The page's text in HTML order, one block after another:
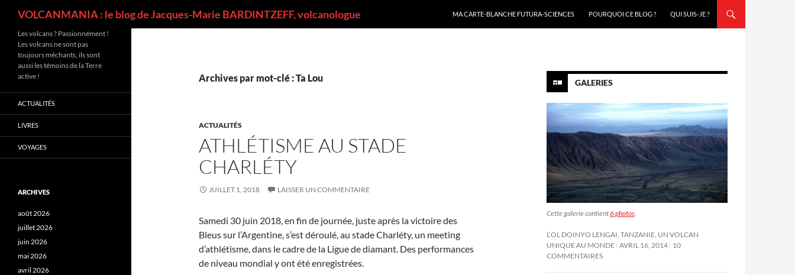
VOLCANMANIA : le blog de Jacques-Marie BARDINTZEFF, volcanologue
MA CARTE-BLANCHE FUTURA-SCIENCES
POURQUOI CE BLOG ? QUI SUIS-JE ?
Archives par mot-clé : Ta Lou
ACTUALITÉS
ATHLÉTISME AU STADE
CHARLÉTY
JUILLET 1, 2018 LAISSER UN COMMENTAIRE
Samedi 30 juin 2018, en fin de journée, juste après la victoire des
Bleus sur l’Argentine, s’est déroulé, au stade Charléty, un meeting
d’athlétisme, dans le cadre de la Ligue de diamant. Des performances
de niveau mondial y ont été enregistrées.
GALERIES
Cette galerie contient6 photos.
L’OL DOINYO LENGAI, TANZANIE, UN VOLCAN
UNIQUE AU MONDE AVRIL 16, 2014 10
COMMENTAIRES
Les volcans ? Passionnément !
Les volcans ne sont pas
toujours méchants, ils sont
aussi les témoins de la Terre
active !
ACTUALITÉS
LIVRES
VOYAGES
ARCHIVES
août 2026
juillet 2026
juin 2026
mai 2026
avril 2026